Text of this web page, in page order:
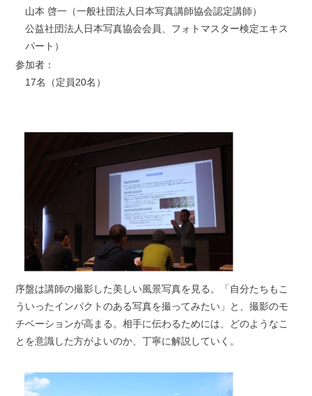
山本 啓一（一般社団法人日本写真講師協会認定講師）
公益社団法人日本写真協会会員、フォトマスター検定エキス
パート）
参加者：
17名（定員20名）
序盤は講師の撮影した美しい風景写真を見る。「自分たちもこ
ういったインパクトのある写真を撮ってみたい」と、撮影のモ
チベーションが高まる。相手に伝わるためには、どのようなこ
とを意識した方がよいのか、丁寧に解説していく。